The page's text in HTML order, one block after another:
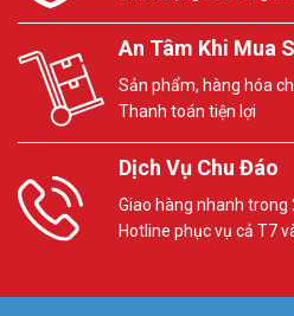
An Tâm Khi Mua
Sản phẩm, hàng hóa
Thanh toán tiện lợi
Dịch Vụ Chu Đáo
Giao hàng nhanh trong
Hotline phục vụ cả T7